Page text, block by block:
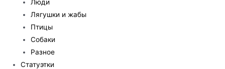
Люди
Лягушки и жабы
Птицы
Собаки
Разное
Статуэтки